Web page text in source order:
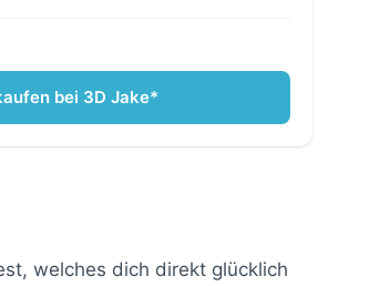
bei 3D Jake*
welches dich direkt glücklich